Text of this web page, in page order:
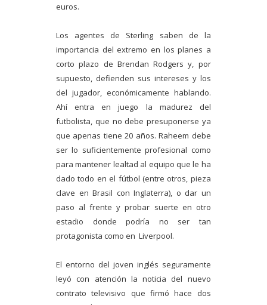
euros.
Los agentes de Sterling saben de la
importancia del extremo en los planes a
corto plazo de Brendan Rodgers y, por
supuesto, defienden sus intereses y los
del jugador, económicamente hablando.
Ahí entra en juego la madurez del
futbolista, que no debe presuponerse ya
que apenas tiene 20 años. Raheem debe
ser lo suficientemente profesional como
para mantener lealtad al equipo que le ha
dado todo en el fútbol (entre otros, pieza
clave en Brasil con Inglaterra), o dar un
paso al frente y probar suerte en otro
estadio donde podría no ser tan
protagonista como en Liverpool.
El entorno del joven inglés seguramente
leyó con atención la noticia del nuevo
contrato televisivo que firmó hace dos